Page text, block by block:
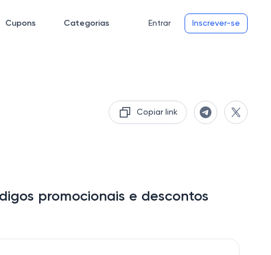
Cupons Categorias Entrar Inscrever-se
Copiar link
promocionais e descontos